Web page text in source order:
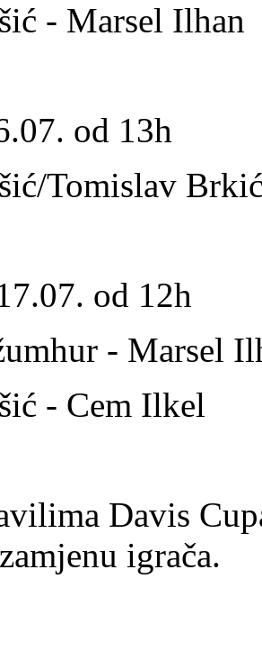
- Marsel Ilhan
od 13h
Tomislav
od 12h
- Marsel
- Cem Ilkel
Davis
igrača.